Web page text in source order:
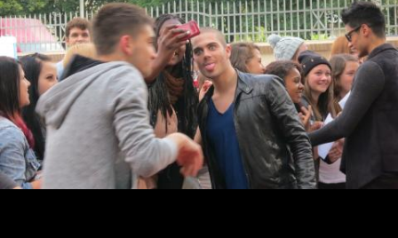
Home News Musik Videos Fotos Biografie
Pressebilder 2013